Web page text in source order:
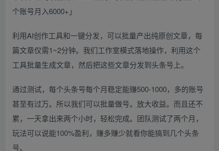
个账号月入6000+」
利用AI创作工具和一键分发，可以批量产出纯原创文章，每
篇文章仅需1~2分钟。我们工作室模式落地操作，利用这个
工具批量生成文章，然后把这些文章分发到头条号上。
通过测试，每个头条号每个月稳定能赚500-1000，多的账号
甚至有过万。所以我们可以批量做号。放大收益。而且还不
累，一天拿出来两个小时，轻松完成。团队测试了两个月，
玩法可以说能100%盈利，赚多赚少就看你能搞到几个头条
号。